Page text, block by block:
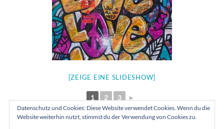
[ZEIGE EINE SLIDESHOW]
1 2 3 ►
Datenschutz und Cookies: Diese Website verwendet Cookies. Wenn du die
Website weiterhin nutzt, stimmst du der Verwendung von Cookies zu.